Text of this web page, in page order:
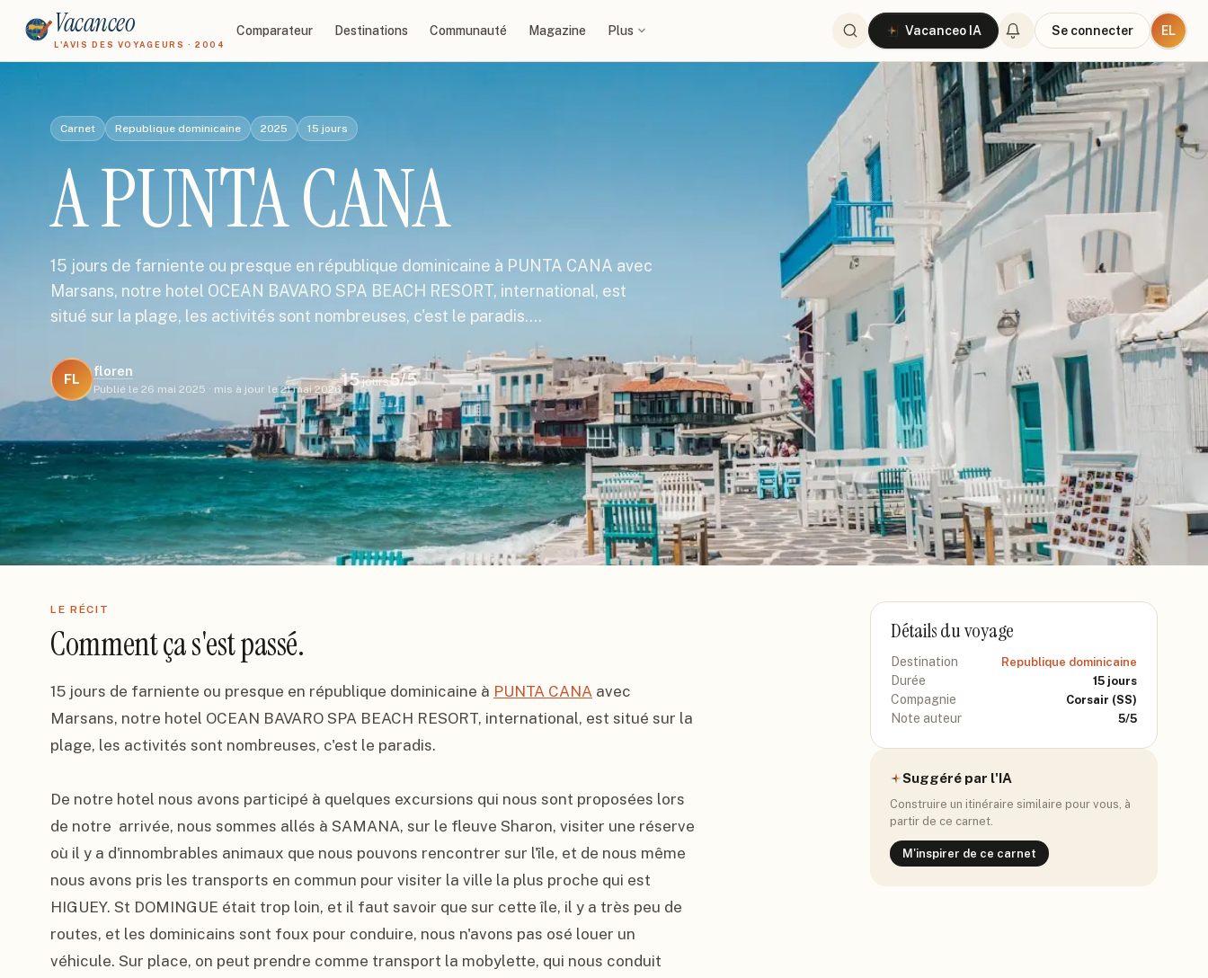
Vacanceo
L'AVIS DES VOYAGEURS · 2004
Comparateur Destinations Communauté Magazine Plus Vacanceo IA Se connecter EL
Carnet Republique dominicaine 2025 15 jours
A PUNTA CANA
15 jours de farniente ou presque en république dominicaine à PUNTA CANA avec
Marsans, notre hotel OCEAN BAVARO SPA BEACH RESORT, international, est
situé sur la plage, les activités sont nombreuses, c'est le paradis.…
FL
floren
Publié le 26 mai 2025 · mis à jour le 21 mai 2026
15jours5/5
LE RÉCIT
Comment ça s'est passé.
15 jours de farniente ou presque en république dominicaine à PUNTA CANA avec
Marsans, notre hotel OCEAN BAVARO SPA BEACH RESORT, international, est situé sur la
plage, les activités sont nombreuses, c'est le paradis.
De notre hotel nous avons participé à quelques excursions qui nous sont proposées lors
de notre  arrivée, nous sommes allés à SAMANA, sur le fleuve Sharon, visiter une réserve
où il y a d'innombrables animaux que nous pouvons rencontrer sur l'île, et de nous même
nous avons pris les transports en commun pour visiter la ville la plus proche qui est
HIGUEY. St DOMINGUE était trop loin, et il faut savoir que sur cette île, il y a très peu de
routes, et les dominicains sont foux pour conduire, nous n'avons pas osé louer un
véhicule. Sur place, on peut prendre comme transport la mobylette, qui nous conduit
Détails du voyage
Destination Republique dominicaine
Durée 15 jours
Compagnie Corsair (SS)
Note auteur 5/5
Suggéré par l'IA
Construire un itinéraire similaire pour vous, à
partir de ce carnet.
M'inspirer de ce carnet